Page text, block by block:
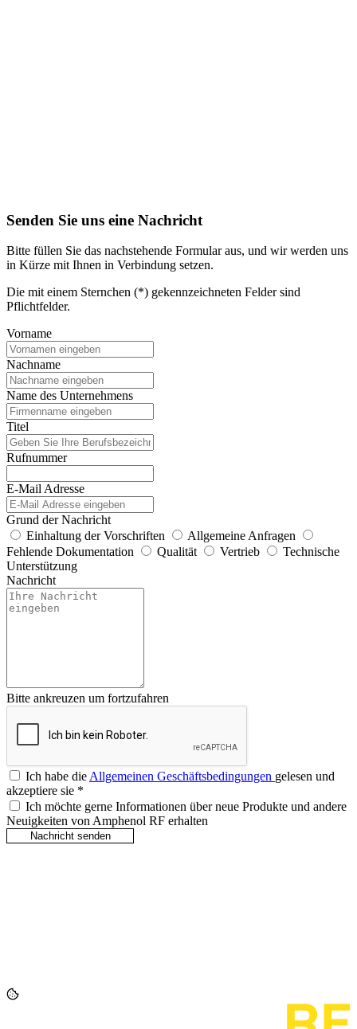
Senden Sie uns eine Nachricht
Bitte füllen Sie das nachstehende Formular aus, und wir werden uns
in Kürze mit Ihnen in Verbindung setzen.
Die mit einem Sternchen (*) gekennzeichneten Felder sind
Pflichtfelder.
Vorname
Nachname
Name des Unternehmens
Titel
Rufnummer
E-Mail Adresse
Grund der Nachricht
Einhaltung der Vorschriften
Allgemeine Anfragen
Fehlende Dokumentation
Qualität Vertrieb
Technische
Unterstützung
Nachricht
Bitte ankreuzen um fortzufahren
Ich habe dieAllgemeinen Geschäftsbedingungen gelesen und
akzeptiere sie *
Ich möchte gerne Informationen über neue Produkte und andere
Neuigkeiten von Amphenol RF erhalten